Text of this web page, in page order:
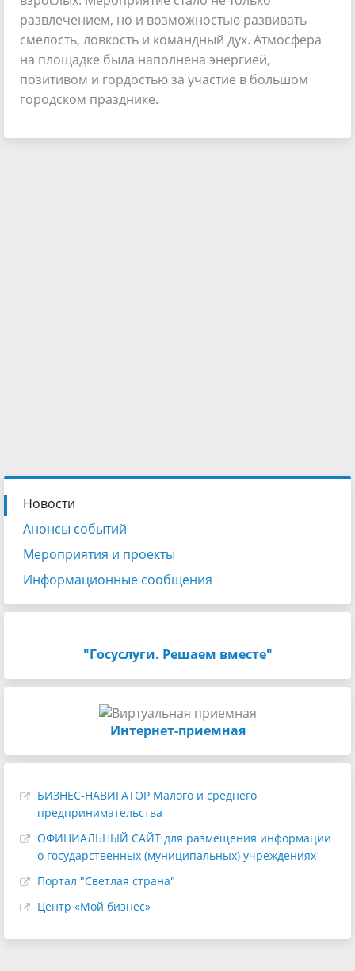
развлечением, но и возможностью развивать
смелость, ловкость и командный дух. Атмосфера
на площадке была наполнена энергией,
позитивом и гордостью за участие в большом
городском празднике.
Новости
Анонсы событий
Мероприятия и проекты
Информационные сообщения
"Госуслуги. Решаем вместе"
Интернет-приемная
БИЗНЕС-НАВИГАТОР Малого и среднего
предпринимательства
ОФИЦИАЛЬНЫЙ САЙТ для размещения информации
о государственных (муниципальных) учреждениях
Портал "Светлая страна"
Центр «Мой бизнес»